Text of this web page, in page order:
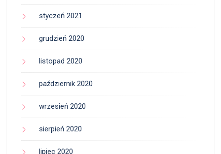
styczeń 2021
grudzień 2020
listopad 2020
październik 2020
wrzesień 2020
sierpień 2020
lipiec 2020